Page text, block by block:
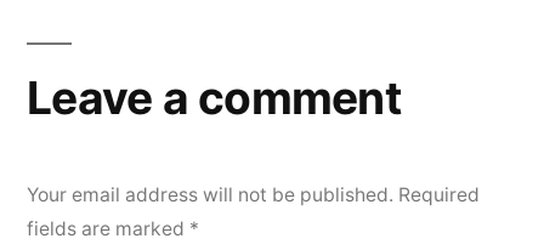
Leave a comment
Your email address will not be published. Required
fields are marked *